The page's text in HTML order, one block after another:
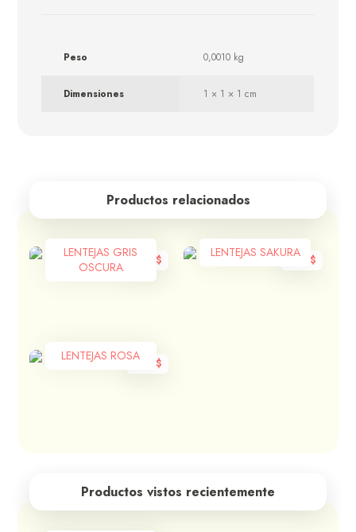
Peso 0,0010 kg
Dimensiones 1 × 1 × 1 cm
Productos relacionados
LENTEJAS GRIS
OSCURA
200 $ LENTEJAS SAKURA
200 $
LENTEJAS ROSA200 $
Productos vistos recientemente